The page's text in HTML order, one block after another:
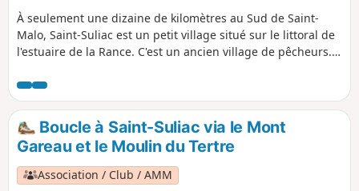
À seulement une dizaine de kilomètres au Sud de Saint-
Malo, Saint-Suliac est un petit village situé sur le littoral de
l'estuaire de la Rance. C'est un ancien village de pêcheurs.
paysages, il chemine via le Mont Garrot (ou Gareau), qui, du
haut de ses 73 mètres, offre une vue panoramique sur la
vallée de la Rance et le "camp viking". Il longe le fleuve et
traverse des sites naturels classés. Vous pourrez admirer
sur le parcours deux anciens moulins, un moulin à vent qui
domine le tertre (ne se visite pas, sur un terrain privé non
accessible) et l'ancien moulin à marrée du Boschet,
Boucle à Saint-Suliac via le Mont
Gareau et le Moulin du Tertre
Association / Club / AMM